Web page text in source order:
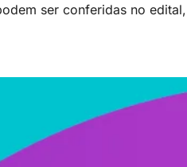
ser conferidas no edital,